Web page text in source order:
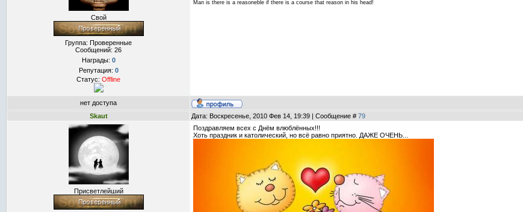
Свой
Группа: Проверенные
Сообщений: 26
Награды: 0
Репутация: 0
Статус: Offline
Man is there is a reasoneble if there is a course that reason in his head!
нет доступа
Skaut
Дата: Воскресенье, 2010 Фев 14, 19:39 | Сообщение # 79
Присветлейший
Поздравляем всех с Днём влюблённых!!!
Хоть праздник и католический, но всё равно приятно. ДАЖЕ ОЧЕНЬ...